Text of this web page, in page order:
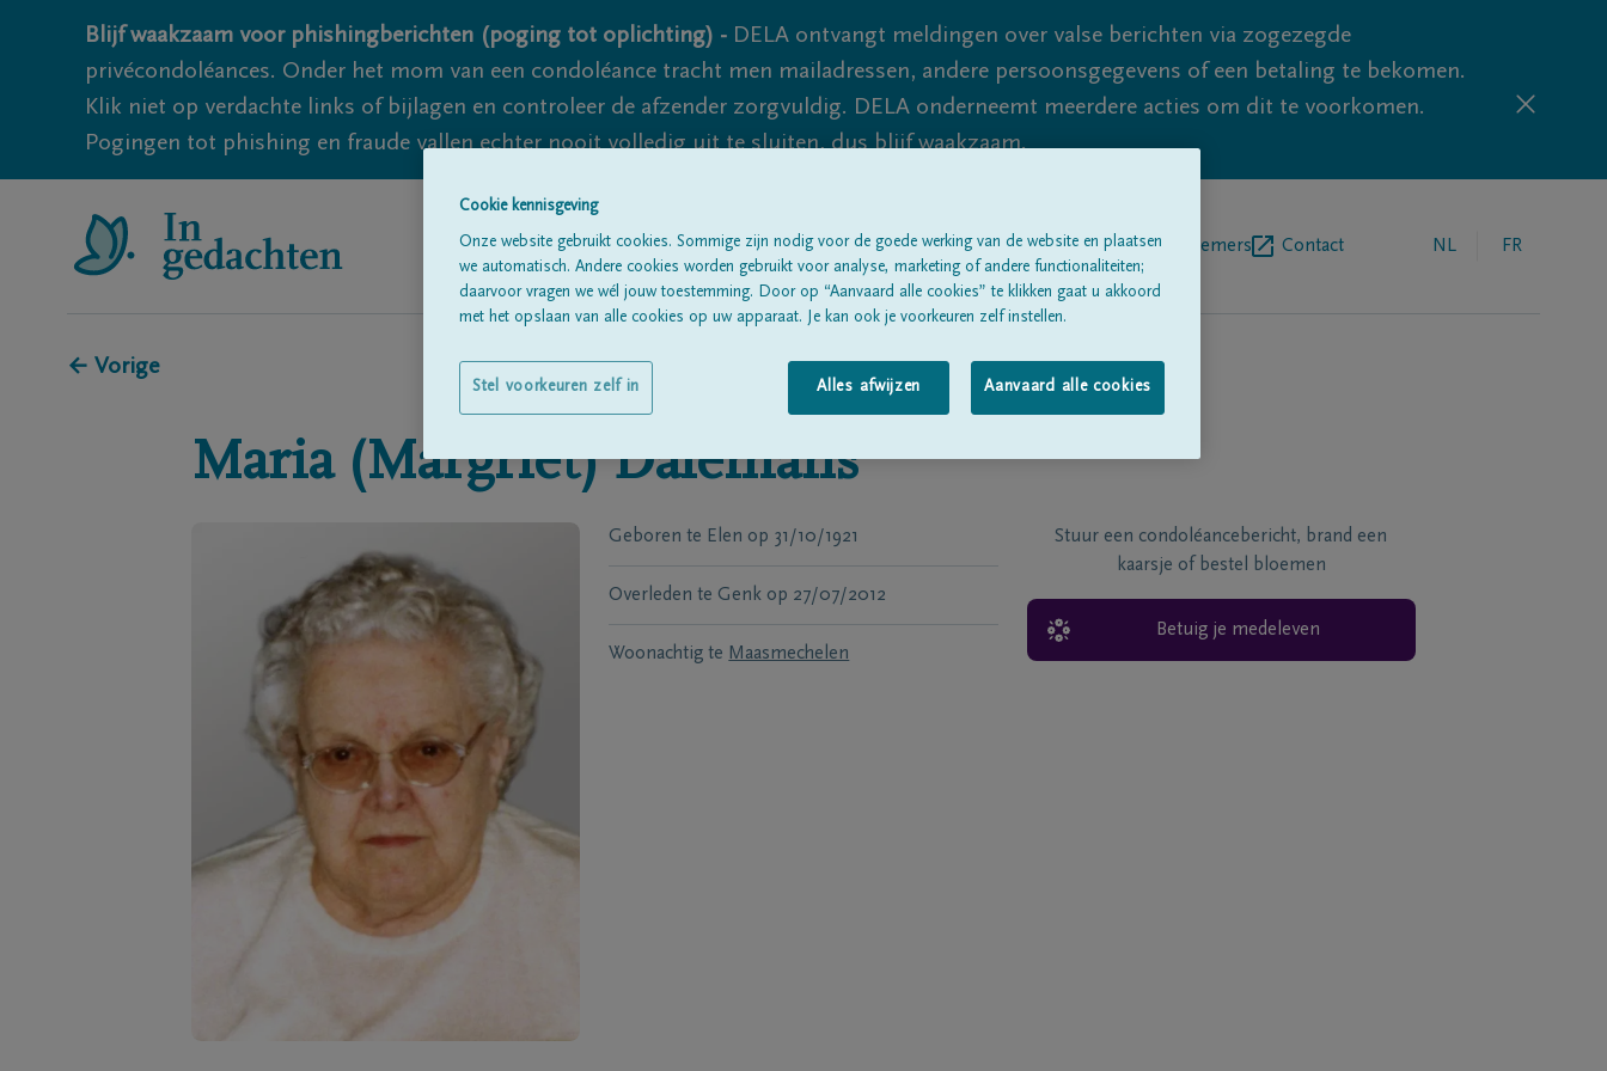
Blijf waakzaam voor phishingberichten (poging tot oplichting) - DELA ontvangt meldingen over valse berichten via zogezegde
privécondoléances. Onder het mom van een condoléance tracht men mailadressen, andere persoonsgegevens of een betaling te bekomen.
Klik niet op verdachte links of bijlagen en controleer de afzender zorgvuldig. DELA onderneemt meerdere acties om dit te voorkomen.
Pogingen tot phishing en fraude vallen echter nooit volledig uit te sluiten, dus blijf waakzaam.
Alle rouwberichtenOver onsBegrafenisondernemers Contact NL FR
← Vorige
Maria (Margriet) Dalemans
Geboren te Elen op 31/10/1921
Overleden te Genk op 27/07/2012
Woonachtig te Maasmechelen
Stuur een condoléancebericht, brand een
kaarsje of bestel bloemen
Betuig je medeleven
Cookie kennisgeving
Onze website gebruikt cookies. Sommige zijn nodig voor de goede werking van de website en plaatsen
we automatisch. Andere cookies worden gebruikt voor analyse, marketing of andere functionaliteiten;
daarvoor vragen we wél jouw toestemming. Door op “Aanvaard alle cookies” te klikken gaat u akkoord
met het opslaan van alle cookies op uw apparaat. Je kan ook je voorkeuren zelf instellen.
Alles afwijzen Aanvaard alle cookies
Stel voorkeuren zelf in